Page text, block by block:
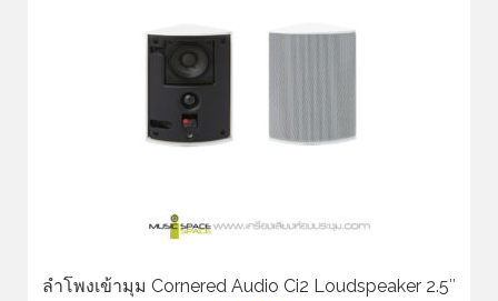
ลำโพงเข้ามุม Cornered Audio Ci2 Loudspeaker 2.5″